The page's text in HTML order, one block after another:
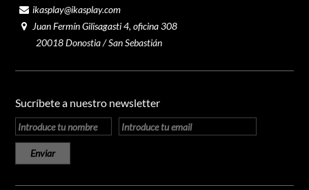
ikasplay@ikasplay.com
Juan Fermín Gilisagasti 4, oficina 308
20018 Donostia / San Sebastián
Sucríbete a nuestro newsletter